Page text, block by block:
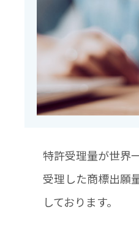
特許受理量が世界
受理した商標出願
しております。